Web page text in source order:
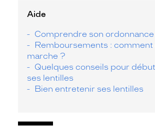
Aide
Comprendre son ordonnance
Remboursements : comment
marche ?
Quelques conseils pour
ses lentilles
Bien entretenir ses lentilles